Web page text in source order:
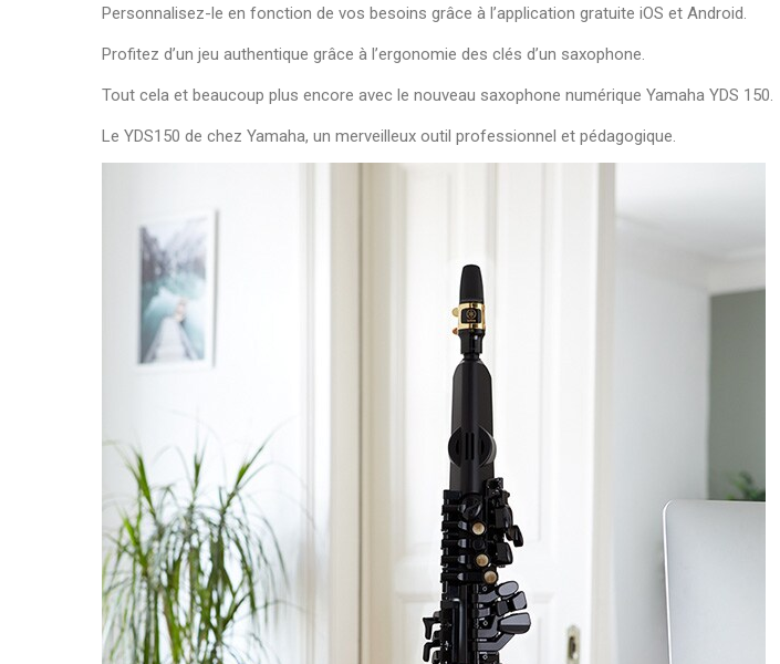
Personnalisez-le en fonction de vos besoins grâce à l’application gratuite iOS et Android.
Profitez d’un jeu authentique grâce à l’ergonomie des clés d’un saxophone.
Tout cela et beaucoup plus encore avec le nouveau saxophone numérique Yamaha YDS 150.
Le YDS150 de chez Yamaha, un merveilleux outil professionnel et pédagogique.